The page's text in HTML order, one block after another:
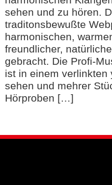
sehen und zu hören.
traditonsbewußte
harmonischen,
freundlicher,
gebracht. Die Profi-
ist in einem verlinkten
sehen und mehrer
Hörproben […]